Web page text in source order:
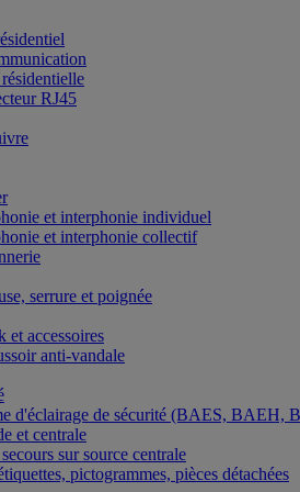
RJ45
et interphonie individuel
et interphonie collectif
serrure et poignée
et accessoires
anti-vandale
d'éclairage de sécurité (BAES,
et centrale
sur source centrale
pictogrammes, pièces détachées